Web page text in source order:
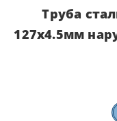
Труба
127х4.5мм